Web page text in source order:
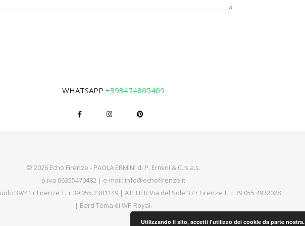
WHATSAPP +393474805409
© 2026 Echo Firenze - PAOLA ERMINI di P. Ermini & C. s.a.s.
p.iva 06355470482 | e-mail: info@echofirenze.it
39/41 r Firenze T. + 39 055.2381149 | ATELIER Via del Sole 37 r Firenze T. + 39 055 4932028
| Bard Tema di WP Royal.
Utilizzando il sito, accetti l'utilizzo dei cookie da parte nostra.